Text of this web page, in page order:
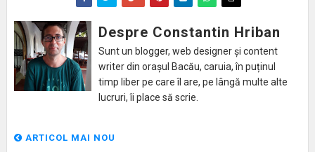
Despre Constantin Hriban
Sunt un blogger, web designer și content
writer din orașul Bacău, caruia, în puținul
timp liber pe care îl are, pe lângă multe alte
lucruri, îi place să scrie.
ARTICOL MAI NOU